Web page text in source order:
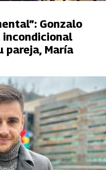
Gonzalo
pareja, María